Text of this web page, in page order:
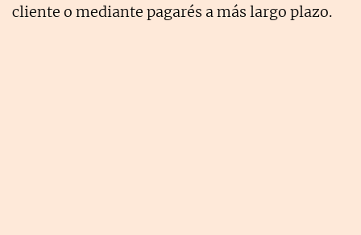
cliente o mediante pagarés a más largo plazo.